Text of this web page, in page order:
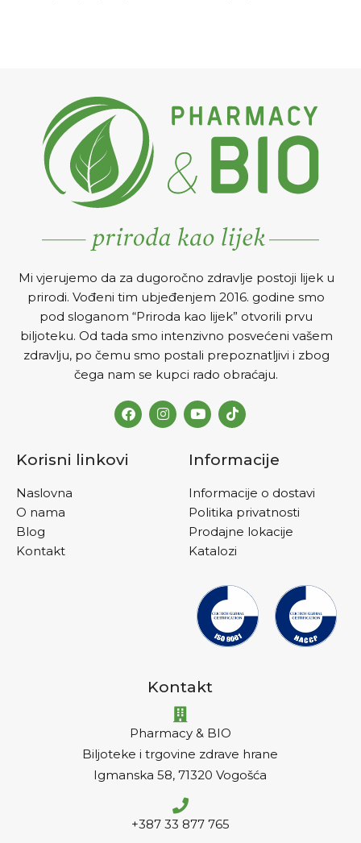
Mi vjerujemo da za dugoročno zdravlje postoji lijek u
prirodi. Vođeni tim ubjeđenjem 2016. godine smo
pod sloganom “Priroda kao lijek” otvorili prvu
biljoteku. Od tada smo intenzivno posvećeni vašem
zdravlju, po čemu smo postali prepoznatljivi i zbog
čega nam se kupci rado obraćaju.
Korisni linkovi
Naslovna
O nama
Blog
Kontakt
Informacije
Informacije o dostavi
Politika privatnosti
Prodajne lokacije
Katalozi
Kontakt
Pharmacy & BIO
Biljoteke i trgovine zdrave hrane
Igmanska 58, 71320 Vogošća
+387 33 877 765